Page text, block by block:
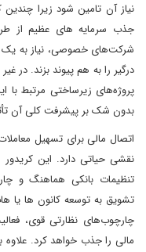
نیاز آن تامین شود زیرا
جذب سرمایه‌ های عظیم از
شرکت‌های خصوصی، نیاز به یک
درگیر را به هم پیوند بزند. در
پروژه‌های زیرساختی مرتبط با
بدون شک بر پیشرفت کلی آن
اتصال مالی برای تسهیل
نقشی حیاتی دارد. این
تنظیمات بانکی هماهنگ و
تشویق به توسعه کانون ها یا
چارچوب‌های نظارتی قوی،
مالی را جذب خواهد کرد.